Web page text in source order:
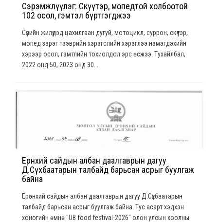
Сэрэмжлүүлэг: Скүүтэр, мопедтой холбоотой
102 осол, гэмтэл бүртгэгджээ
Сүүлийн жилүүдэд цахилгаан дугуй, мотоцикл, суррон, скүүтэр,
мопед зэрэг тээврийн хэрэгслийн хэрэглээ нэмэгдэхийн
хэрээр осол, гэмтлийн тохиолдол эрс өсжээ. Тухайлбал,
2022 онд 50, 2023 онд 30...
Ерөнхий сайдын албан даалгаврын дагуу
Д.Сүхбаатарын талбайд барьсан асрыг буулгаж
байна
Ерөнхий сайдын албан даалгаврын дагуу Д.Сүхбаатарын
талбайд барьсан асрыг буулгаж байна. Тус асарт хэдхэн
хоногийн өмнө "UB food festival-2026" олон улсын хоолны